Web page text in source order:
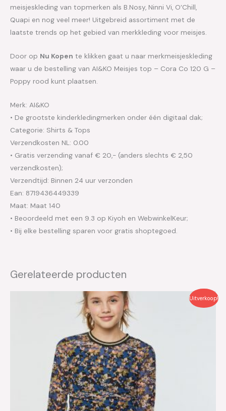
meisjeskleding van topmerken als B.Nosy, Ninni Vi, O’Chill,
Quapi en nog veel meer! Uitgebreid assortiment met de
laatste trends op het gebied van merkkleding voor meisjes.
Door op Nu Kopen te klikken gaat u naar merkmeisjeskleding
waar u de bestelling van AI&KO Meisjes top – Cora Co 120 G –
Poppy rood kunt plaatsen.
Merk: AI&KO
• De grootste kinderkledingmerken onder één digitaal dak;
Categorie: Shirts & Tops
Verzendkosten NL: 0.00
• Gratis verzending vanaf € 20,- (anders slechts € 2,50
verzendkosten);
Verzendtijd: Binnen 24 uur verzonden
Ean: 8719436449339
Maat: Maat 140
• Beoordeeld met een 9.3 op Kiyoh en WebwinkelKeur;
• Bij elke bestelling sparen voor gratis shoptegoed.
Gerelateerde producten
Uitverkoop!
Oorspronkelijke
€35.00.